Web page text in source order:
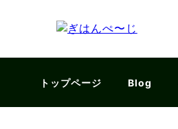
トップページ Blog